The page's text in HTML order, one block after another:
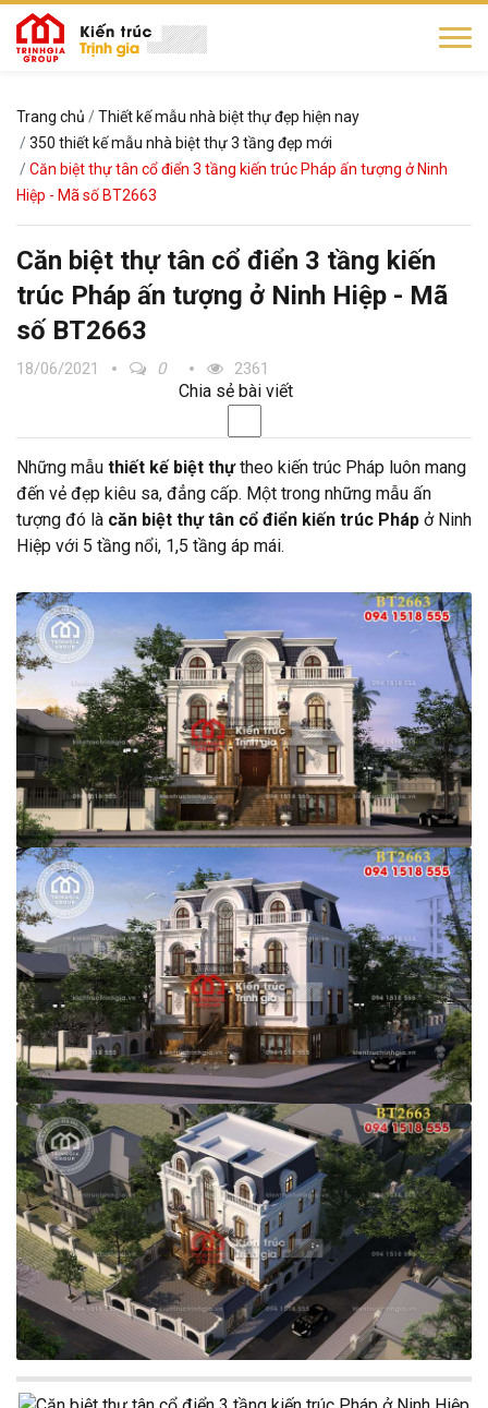
Trang chủ
Thiết kế mẫu nhà biệt thự đẹp hiện nay
350 thiết kế mẫu nhà biệt thự 3 tầng đẹp mới
Căn biệt thự tân cổ điển 3 tầng kiến trúc Pháp ấn tượng ở Ninh
Hiệp - Mã số BT2663
Căn biệt thự tân cổ điển 3 tầng kiến
trúc Pháp ấn tượng ở Ninh Hiệp - Mã
số BT2663
18/06/2021 0 2361
Chia sẻ bài viết
Những mẫu thiết kế biệt thựtheo kiến trúc Pháp luôn mang
đến vẻ đẹp kiêu sa, đẳng cấp. Một trong những mẫu ấn
tượng đó là căn biệt thự tân cổ điển kiến trúc Pháp ở Ninh
Hiệp với 5 tầng nổi, 1,5 tầng áp mái.